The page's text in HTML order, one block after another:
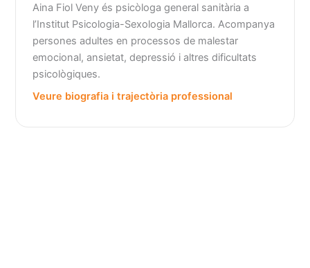
Aina Fiol Veny és psicòloga general sanitària a
l’Institut Psicologia-Sexologia Mallorca. Acompanya
persones adultes en processos de malestar
emocional, ansietat, depressió i altres dificultats
psicològiques.
Veure biografia i trajectòria professional